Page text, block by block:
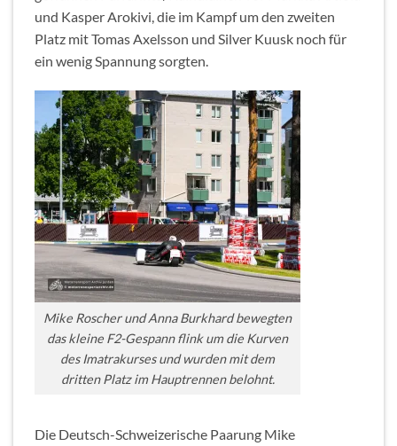
und Kasper Arokivi, die im Kampf um den zweiten
Platz mit Tomas Axelsson und Silver Kuusk noch für
ein wenig Spannung sorgten.
Mike Roscher und Anna Burkhard bewegten
das kleine F2-Gespann flink um die Kurven
des Imatrakurses und wurden mit dem
dritten Platz im Hauptrennen belohnt.
Die Deutsch-Schweizerische Paarung Mike